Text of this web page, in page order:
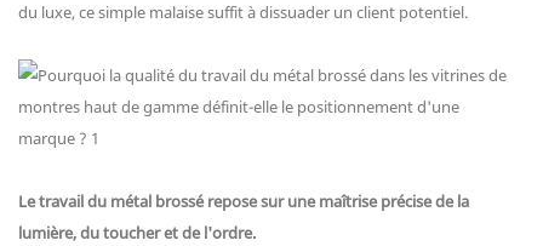
du luxe, ce simple malaise suffit à dissuader un client potentiel.
Le travail du métal brossé repose sur une maîtrise précise de la
lumière, du toucher et de l'ordre.